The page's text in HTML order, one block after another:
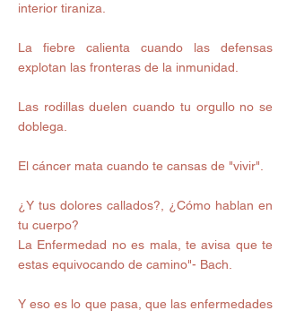
interior tiraniza.
La fiebre calienta cuando las defensas
explotan las fronteras de la inmunidad.
Las rodillas duelen cuando tu orgullo no se
doblega.
El cáncer mata cuando te cansas de "vivir".
¿Y tus dolores callados?, ¿Cómo hablan en
tu cuerpo?
La Enfermedad no es mala, te avisa que te
estas equivocando de camino"- Bach.
Y eso es lo que pasa, que las enfermedades